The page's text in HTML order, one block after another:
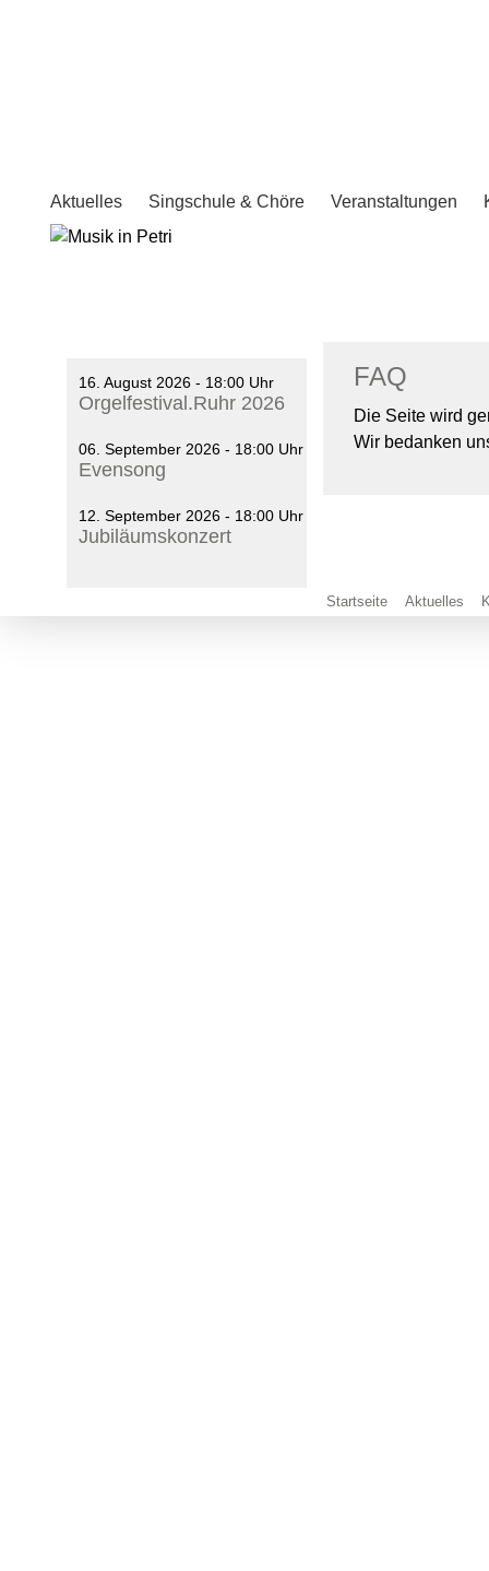
Aktuelles Singschule & Chöre Veranstaltungen
16. August 2026 - 18:00 Uhr
Orgelfestival.Ruhr 2026
06. September 2026 - 18:00 Uhr
Evensong
12. September 2026 - 18:00 Uhr
Jubiläumskonzert
FAQ
Die Seite wird
Wir bedanken
Startseite Aktuelles